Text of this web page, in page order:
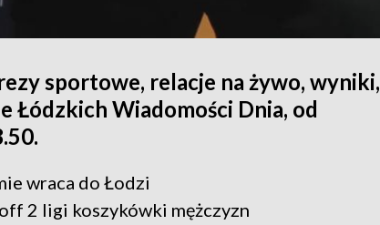
sportowe, relacje na żywo, wyniki,
Łódzkich Wiadomości Dnia, od
wraca do Łodzi
2 ligi koszykówki mężczyzn